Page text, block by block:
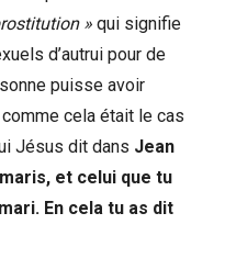
» qui signifie
d’autrui pour de
puisse avoir
cela était le cas
Jésus dit dans Jean
et celui que tu
En cela tu as dit